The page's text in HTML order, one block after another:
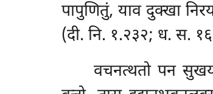
पापुणितुं, याव दुक्खा
(दी. नि. १.२३२; ध. स.
वचनत्थतो पन